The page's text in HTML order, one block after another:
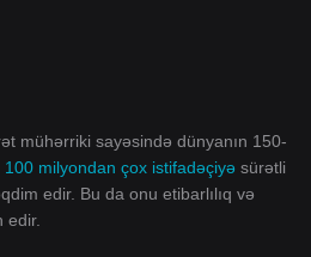
mühərriki sayəsində dünyanın 150-
100 milyondan çox istifadəçiyə sürətli
edir. Bu da onu etibarlılıq və
edir.